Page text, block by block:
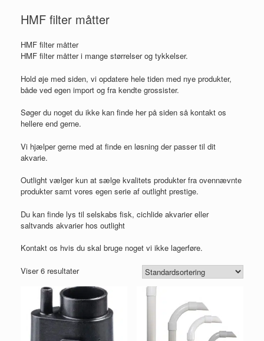
HMF filter måtter
HMF filter måtter
HMF filter måtter i mange størrelser og tykkelser.
Hold øje med siden, vi opdatere hele tiden med nye produkter,
både ved egen import og fra kendte grossister.
Søger du noget du ikke kan finde her på siden så kontakt os
hellere end gerne.
Vi hjælper gerne med at finde en løsning der passer til dit
akvarie.
Outlight vælger kun at sælge kvalitets produkter fra ovennævnte
produkter samt vores egen serie af outlight prestige.
Du kan finde lys til selskabs fisk, cichlide akvarier eller
saltvands akvarier hos outlight
Kontakt os hvis du skal bruge noget vi ikke lagerføre.
Viser 6 resultater